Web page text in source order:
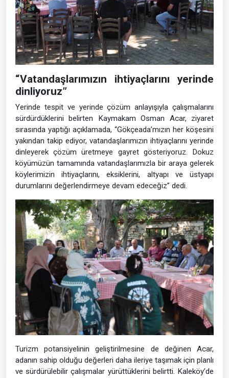
“Vatandaşlarımızın ihtiyaçlarını yerinde
dinliyoruz”
Yerinde tespit ve yerinde çözüm anlayışıyla çalışmalarını
sürdürdüklerini belirten Kaymakam Osman Acar, ziyaret
sırasında yaptığı açıklamada, “Gökçeada’mızın her köşesini
yakından takip ediyor, vatandaşlarımızın ihtiyaçlarını yerinde
dinleyerek çözüm üretmeye gayret gösteriyoruz. Dokuz
köyümüzün tamamında vatandaşlarımızla bir araya gelerek
köylerimizin ihtiyaçlarını, eksiklerini, altyapı ve üstyapı
durumlarını değerlendirmeye devam edeceğiz” dedi.
Turizm potansiyelinin geliştirilmesine de değinen Acar,
adanın sahip olduğu değerleri daha ileriye taşımak için planlı
ve sürdürülebilir çalışmalar yürüttüklerini belirtti. Kaleköy’de